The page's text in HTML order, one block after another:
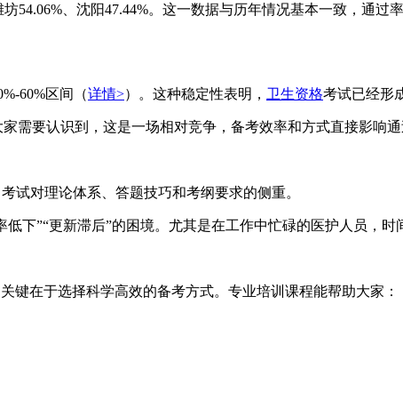
54.06%、沈阳47.44%。这一数据与历年情况基本一致，通过
60%区间（详情>）。这种稳定性表明， 卫生资格考试已经形
需要认识到，这是一场相对竞争，备考效率和方式直接影响通
试对理论体系、答题技巧和考纲要求的侧重。
下”“更新滞后”的困境。尤其是在工作中忙碌的医护人员，时
键在于选择科学高效的备考方式。专业培训课程能帮助大家：